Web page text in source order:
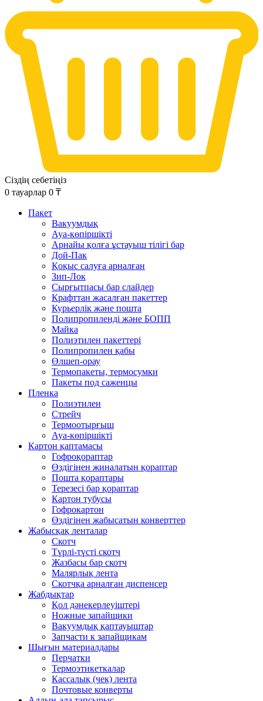
Сіздің себетіңіз
0 тауарлар 0 ₸
Пакет
Вакуумдық
Ауа-көпіршікті
Арнайы қолға ұстауыш тілігі бар
Дой-Пак
Қоқыс салуға арналған
Зип-Лок
Сырғытпасы бар слайдер
Крафттан жасалған пакеттер
Курьерлік және пошта
Полипропиленді және БОПП
Майка
Полиэтилен пакеттері
Полипропилен қабы
Өлшеп-орау
Термопакеты, термосумки
Пакеты под саженцы
Пленка
Полиэтилен
Стрейч
Термоотырғыш
Ауа-көпіршікті
Картон қаптамасы
Гофроқораптар
Өздігінен жиналатын қораптар
Пошта қораптары
Терезесі бар қораптар
Картон тубусы
Гофрокартон
Өздігінен жабысатын конверттер
Жабысқақ ленталар
Скотч
Түрлі-түсті скотч
Жазбасы бар скотч
Малярлық лента
Скотчқа арналған диспенсер
Жабдықтар
Қол дәнекерлеуіштері
Ножные запайщики
Вакуумдық қаптауыштар
Запчасти к запайщикам
Шығын материалдары
Перчатки
Термоэтикеткалар
Кассалық (чек) лента
Почтовые конверты